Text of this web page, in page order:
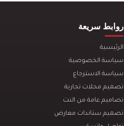
روابط سريعة
الرئيسية
سياسة الخصوصية
سياسة الاسترجاع
تصميم محلات تجارية
تصاميم عامة من النت
تصميم ستاندات معارض